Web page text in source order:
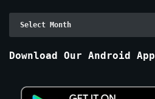
Download Our Android App